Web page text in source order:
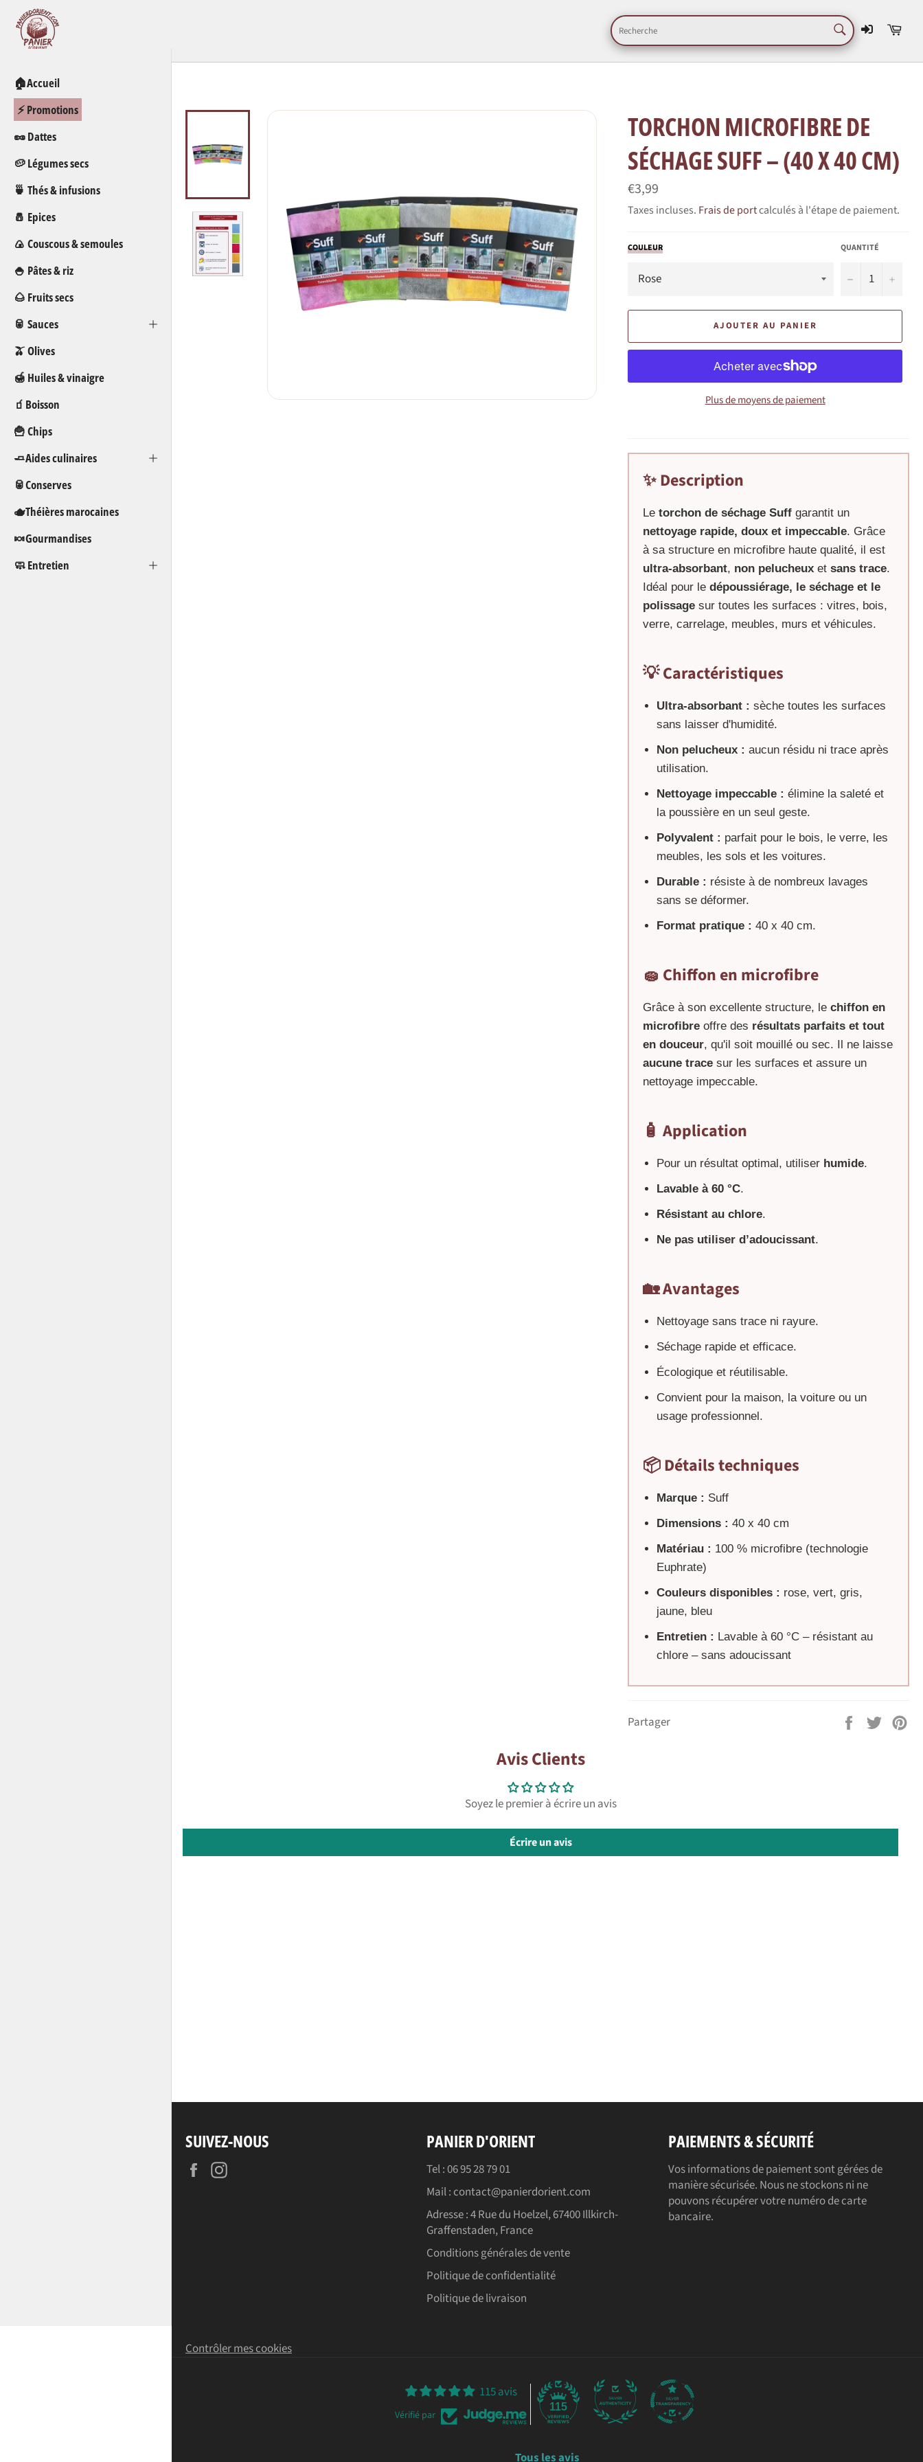
Passer
contenu
Recherche
🏠Accueil
⚡ Promotions
🥜 Dattes
🥔 Légumes secs
🍵 Thés & infusions
🧂 Epices
🍙 Couscous & semoules
🍚 Pâtes & riz
🌰 Fruits secs
🥫 Sauces
🫒 Olives
🍯 Huiles & vinaigre
🧃Boisson
🍟 Chips
🧈Aides culinaires
🥫Conserves
🫖Théières marocaines
🍬Gourmandises
🧼 Entretien
TORCHON MICROFIBRE DE
SÉCHAGE SUFF – (40 X 40 CM)
Prix
régulier
€3,99
Taxes incluses. Frais de portcalculés à l'étape de paiement.
COULEUR QUANTITÉ
− +
AJOUTER AU PANIER
Plus de moyens de paiement
✨ Description
Letorchon de séchage Suff garantit un
nettoyage rapide, doux et impeccable. Grâce
à sa structure en microfibre haute qualité, il est
ultra-absorbant, non pelucheux etsans trace.
Idéal pour ledépoussiérage, le séchage et le
polissage sur toutes les surfaces : vitres, bois,
verre, carrelage, meubles, murs et véhicules.
💡 Caractéristiques
Ultra-absorbant : sèche toutes les surfaces
sans laisser d'humidité.
Non pelucheux : aucun résidu ni trace après
utilisation.
Nettoyage impeccable : élimine la saleté et
la poussière en un seul geste.
Polyvalent : parfait pour le bois, le verre, les
meubles, les sols et les voitures.
Durable : résiste à de nombreux lavages
sans se déformer.
Format pratique : 40 x 40 cm.
🧽 Chiffon en microfibre
Grâce à son excellente structure, lechiffon en
microfibre offre des résultats parfaits et tout
en douceur, qu'il soit mouillé ou sec. Il ne laisse
aucune trace sur les surfaces et assure un
nettoyage impeccable.
🧴 Application
Pour un résultat optimal, utiliser humide.
Lavable à 60 °C.
Résistant au chlore.
Ne pas utiliser d’adoucissant.
🏡 Avantages
Nettoyage sans trace ni rayure.
Séchage rapide et efficace.
Écologique et réutilisable.
Convient pour la maison, la voiture ou un
usage professionnel.
📦 Détails techniques
Marque : Suff
Dimensions : 40 x 40 cm
Matériau : 100 % microfibre (technologie
Euphrate)
Couleurs disponibles : rose, vert, gris,
jaune, bleu
Entretien : Lavable à 60 °C – résistant au
chlore – sans adoucissant
Partager
PartagerTweeter
Avis Clients
Soyez le premier à écrire un avis
Écrire un avis
SUIVEZ-NOUS
Facebook
PANIER D'ORIENT
Tel : 06 95 28 79 01
Mail : contact@panierdorient.com
Adresse :4 Rue du Hoelzel, 67400 Illkirch-
Graffenstaden, France
Conditions générales de vente
Politique de confidentialité
Politique de livraison
PAIEMENTS & SÉCURITÉ
Vos informations de paiement sont gérées de
manière sécurisée. Nous ne stockons ni ne
pouvons récupérer votre numéro de carte
bancaire.
Contrôler mes cookies
115 avis
Vérifié par
115
Tous les avis